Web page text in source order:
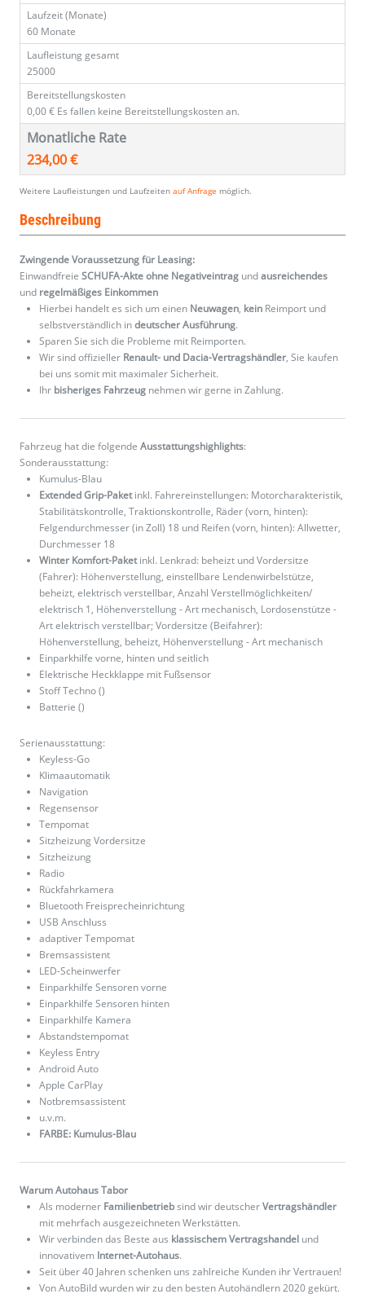
Laufzeit (Monate)
60 Monate
Laufleistung gesamt
25000
Bereitstellungskosten
0,00 € Es fallen keine Bereitstellungskosten an.
Monatliche Rate
234,00 €
Weitere Laufleistungen und Laufzeiten auf Anfrage möglich.
Beschreibung
Zwingende Voraussetzung für Leasing:
Einwandfreie SCHUFA-Akte ohne Negativeintrag undausreichendes
und regelmäßiges Einkommen
Hierbei handelt es sich um einen Neuwagen, kein Reimport und
selbstverständlich indeutscher Ausführung.
Sparen Sie sich die Probleme mit Reimporten.
Wir sind offizieller Renault- und Dacia-Vertragshändler, Sie kaufen
bei uns somit mit maximaler Sicherheit.
Ihr bisheriges Fahrzeug nehmen wir gerne in Zahlung.
Fahrzeug hat die folgende Ausstattungshighlights:
Sonderausstattung:
Kumulus-Blau
Extended Grip-Paketinkl. Fahrereinstellungen: Motorcharakteristik,
Stabilitätskontrolle, Traktionskontrolle, Räder (vorn, hinten):
Felgendurchmesser (in Zoll) 18 und Reifen (vorn, hinten): Allwetter,
Durchmesser 18
Winter Komfort-Paketinkl. Lenkrad: beheizt und Vordersitze
(Fahrer): Höhenverstellung, einstellbare Lendenwirbelstütze,
beheizt, elektrisch verstellbar, Anzahl Verstellmöglichkeiten/
elektrisch 1, Höhenverstellung - Art mechanisch, Lordosenstütze -
Art elektrisch verstellbar; Vordersitze (Beifahrer):
Höhenverstellung, beheizt, Höhenverstellung - Art mechanisch
Einparkhilfe vorne, hinten und seitlich
Elektrische Heckklappe mit Fußsensor
Stoff Techno ()
Batterie ()
Serienausstattung:
Keyless-Go
Klimaautomatik
Navigation
Regensensor
Tempomat
Sitzheizung Vordersitze
Sitzheizung
Radio
Rückfahrkamera
Bluetooth Freisprecheinrichtung
USB Anschluss
adaptiver Tempomat
Bremsassistent
LED-Scheinwerfer
Einparkhilfe Sensoren vorne
Einparkhilfe Sensoren hinten
Einparkhilfe Kamera
Abstandstempomat
Keyless Entry
Android Auto
Apple CarPlay
Notbremsassistent
u.v.m.
FARBE: Kumulus-Blau
Warum Autohaus Tabor
Als moderner Familienbetriebsind wir deutscherVertragshändler
mit mehrfach ausgezeichneten Werkstätten.
Wir verbinden das Beste aus klassischem Vertragshandel und
innovativem Internet-Autohaus.
Seit über 40 Jahren schenken uns zahlreiche Kunden ihr Vertrauen!
Von AutoBild wurden wir zu den besten Autohändlern 2020 gekürt.